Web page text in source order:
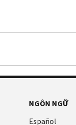
NGÔN NGỮ
Español